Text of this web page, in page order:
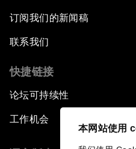
本网站使用
订阅我们的新闻稿
联系我们
快捷链接
论坛可持续性
工作机会